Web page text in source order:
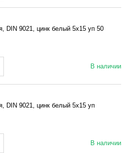
DIN 9021, цинк белый 5x15 уп 50
В наличии
DIN 9021, цинк белый 5x15 уп
В наличии